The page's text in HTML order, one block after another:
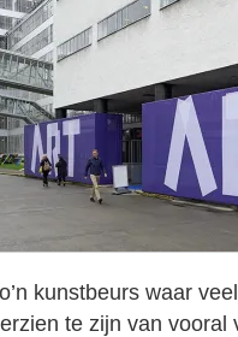
kunstbeurs waar
te zijn van vooral